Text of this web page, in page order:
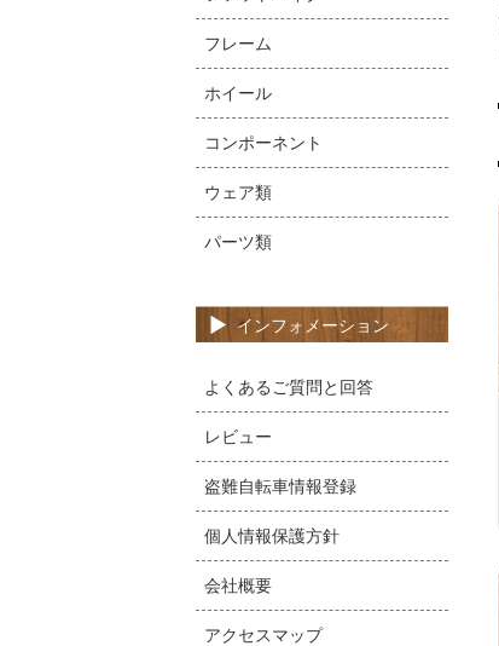
フレーム
ホイール
コンポーネント
ウェア類
パーツ類
インフォメーション
よくあるご質問と回答
レビュー
盗難自転車情報登録
個人情報保護方針
会社概要
アクセスマップ